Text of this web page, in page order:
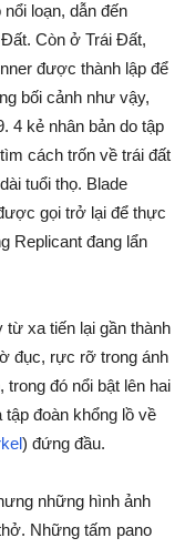
loạn, dẫn đến
Còn ở Trái Đất,
được thành lập để
bối cảnh như vậy,
4 kẻ nhân bản do tập
cách trốn về trái đất
tuổi thọ. Blade
gọi trở lại để thực
Replicant đang lẩn
từ xa tiến lại gần thành
đục, rực rỡ trong ánh
đó nổi bật lên hai
đoàn khổng lồ về
) đứng đầu.
những hình ảnh
Những tấm pano